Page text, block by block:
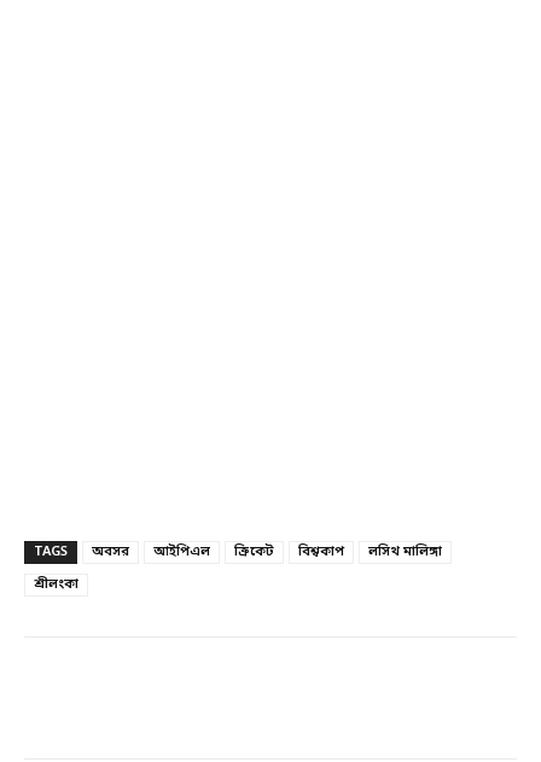
TAGS অবসর আইপিএল ক্রিকেট বিশ্বকাপ
লসিথ মালিঙ্গা
শ্রীলংকা